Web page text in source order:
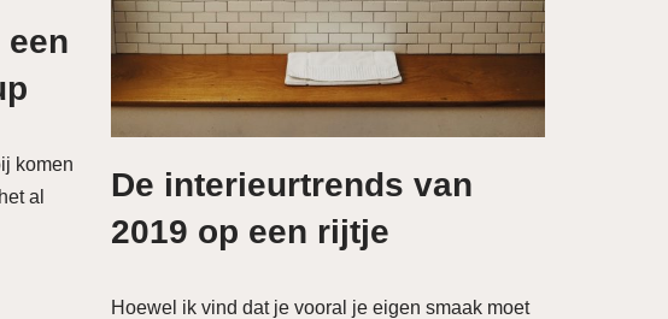
komen
al
De interieurtrends van
2019 op een rijtje
Hoewel ik vind dat je vooral je eigen smaak moet